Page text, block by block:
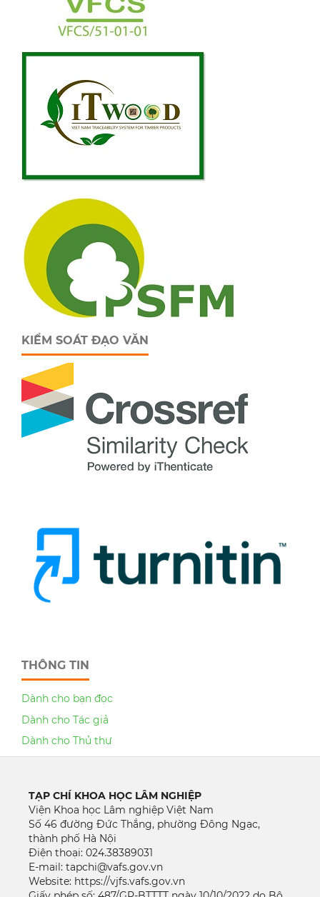
KIỂM SOÁT ĐẠO VĂN
THÔNG TIN
Dành cho bạn đọc
Dành cho Tác giả
Dành cho Thủ thư
TẠP CHÍ KHOA HỌC LÂM NGHIỆP
Viện Khoa học Lâm nghiệp Việt Nam
Số 46 đường Đức Thắng, phường Đông Ngạc,
thành phố Hà Nội
Điện thoại: 024.38389031
E-mail: tapchi@vafs.gov.vn
Website: https://vjfs.vafs.gov.vn